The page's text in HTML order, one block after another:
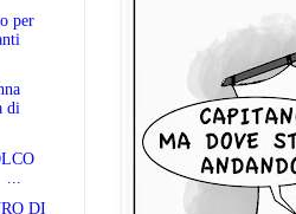
per
di
DI